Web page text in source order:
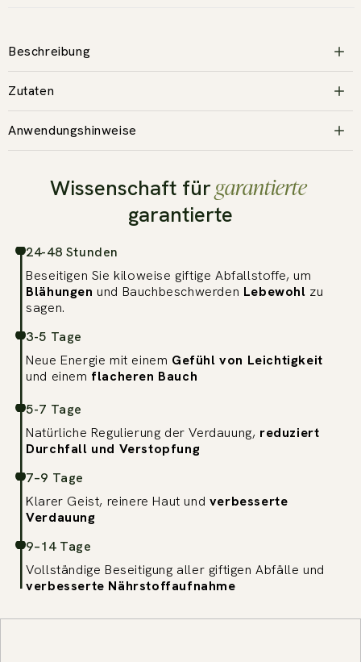
Beschreibung
Zutaten
Anwendungshinweise
Wissenschaft fürgarantierte
garantierte
24-48 Stunden
Beseitigen Sie kiloweise giftige Abfallstoffe, um
Blähungen und Bauchbeschwerden Lebewohl zu
sagen.
3-5 Tage
Neue Energie mit einem Gefühl von Leichtigkeit
und einem flacheren Bauch
5-7 Tage
Natürliche Regulierung der Verdauung, reduziert
Durchfall und Verstopfung
7–9 Tage
Klarer Geist, reinere Haut und verbesserte
Verdauung
9–14 Tage
Vollständige Beseitigung aller giftigen Abfälle und
verbesserte Nährstoffaufnahme